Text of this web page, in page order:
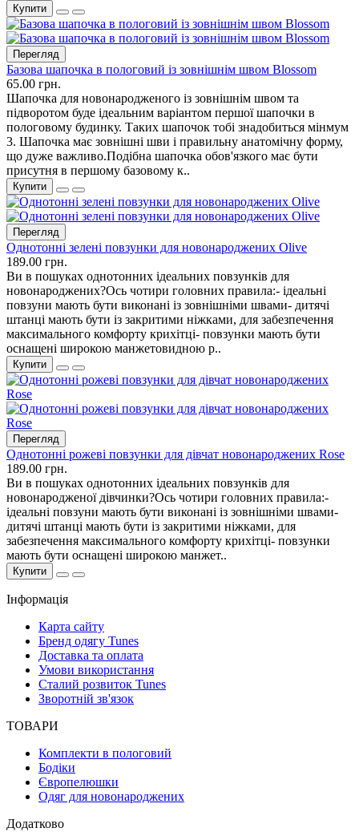
Купити
Перегляд
Базова шапочка в пологовий із зовнішнім швом Blossom
65.00 грн.
Шапочка для новонародженого із зовнішнім швом та
підворотом буде ідеальним варіантом першої шапочки в
пологовому будинку. Таких шапочок тобі знадобиться мінмум
3. Шапочка має зовнішні шви і правильну анатомічну форму,
що дуже важливо.Подібна шапочка обов'язкого має бути
присутня в першому базовому к..
Купити
Перегляд
Однотонні зелені повзунки для новонароджених Olive
189.00 грн.
Ви в пошуках однотонних ідеальних повзунків для
новонароджених?Ось чотири головних правила:- ідеальні
повзуни мають бути виконані із зовнішніми швами- дитячі
штанці мають бути із закритими ніжками, для забезпечення
максимального комфорту крихітці- повзунки мають бути
оснащені широкою манжетовидною р..
Купити
Перегляд
Однотонні рожеві повзунки для дівчат новонароджених Rose
189.00 грн.
Ви в пошуках однотонних ідеальних повзунків для
новонародженої дівчинки?Ось чотири головних правила:-
ідеальні повзуни мають бути виконані із зовнішніми швами-
дитячі штанці мають бути із закритими ніжками, для
забезпечення максимального комфорту крихітці- повзунки
мають бути оснащені широкою манжет..
Купити
Інформація
Карта сайту
Бренд одягу Tunes
Доставка та оплата
Умови використання
Сталий розвиток Tunes
Зворотній зв'язок
ТОВАРИ
Комплекти в пологовий
Бодіки
Європелюшки
Одяг для новонароджених
Додатково